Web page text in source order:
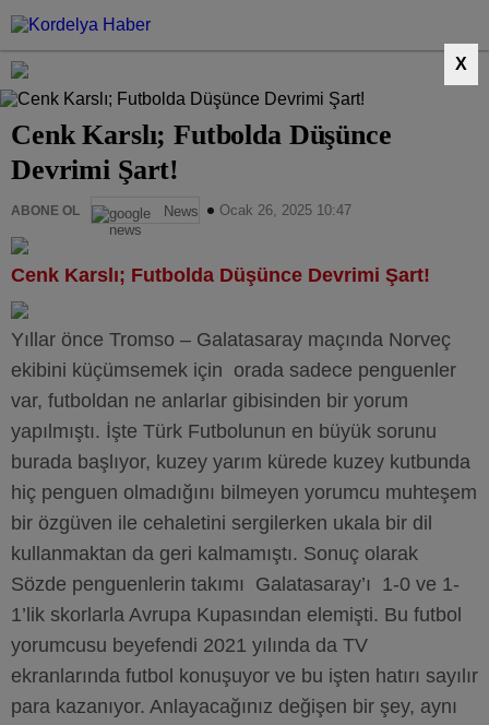
X
Cenk Karslı; Futbolda Düşünce
Devrimi Şart!
ABONE OL News Ocak 26, 2025 10:47
Cenk Karslı; Futbolda Düşünce Devrimi Şart!
Yıllar önce Tromso – Galatasaray maçında Norveç
ekibini küçümsemek için orada sadece penguenler
var, futboldan ne anlarlar gibisinden bir yorum
yapılmıştı. İşte Türk Futbolunun en büyük sorunu
burada başlıyor, kuzey yarım kürede kuzey kutbunda
hiç penguen olmadığını bilmeyen yorumcu muhteşem
bir özgüven ile cehaletini sergilerken ukala bir dil
kullanmaktan da geri kalmamıştı. Sonuç olarak
Sözde penguenlerin takımı Galatasaray’ı 1-0 ve 1-
1’lik skorlarla Avrupa Kupasından elemişti. Bu futbol
yorumcusu beyefendi 2021 yılında da TV
ekranlarında futbol konuşuyor ve bu işten hatırı sayılır
para kazanıyor. Anlayacağınız değişen bir şey, aynı